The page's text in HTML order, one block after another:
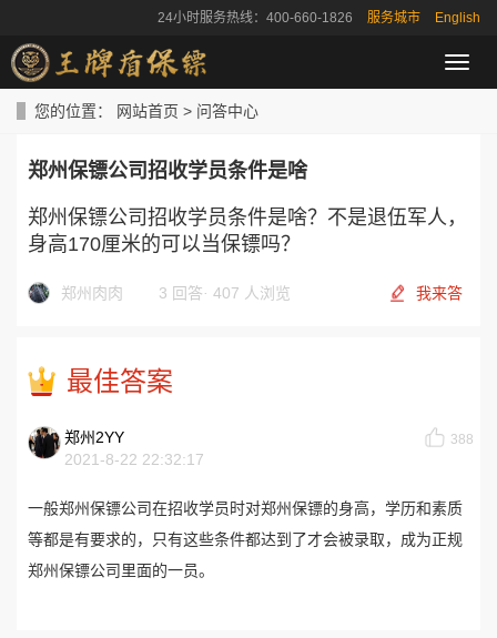
24小时服务热线：400-660-1826 服务城市 English
导
航
您的位置： 网站首页 > 问答中心
郑州保镖公司招收学员条件是啥
郑州保镖公司招收学员条件是啥？不是退伍军人，
身高170厘米的可以当保镖吗？
郑州肉肉 3 回答· 407 人浏览 我来答
最佳答案
郑州2YY
2021-8-22 22:32:17
388
一般郑州保镖公司在招收学员时对郑州保镖的身高，学历和素质
等都是有要求的，只有这些条件都达到了才会被录取，成为正规
郑州保镖公司里面的一员。